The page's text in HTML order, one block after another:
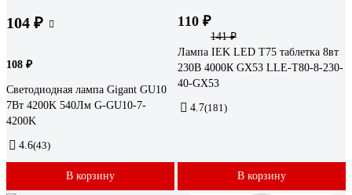
104 ₽
108 ₽
Светодиодная лампа Gigant GU10
7Вт 4200K 540Лм G-GU10-7-
4200K
4.6(43)
В корзину
110 ₽
141 ₽
Лампа IEK LED T75 таблетка 8вт
230В 4000К GX53 LLE-T80-8-230-
40-GX53
4.7(181)
В корзину